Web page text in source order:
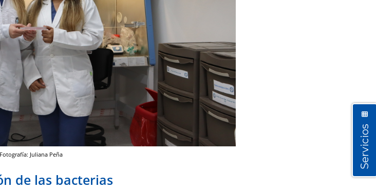
Fotografía: Juliana Peña
de las bacterias
Servicios